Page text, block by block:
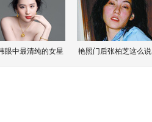
眼中最清纯的女星 艳照门后张柏芝这么说